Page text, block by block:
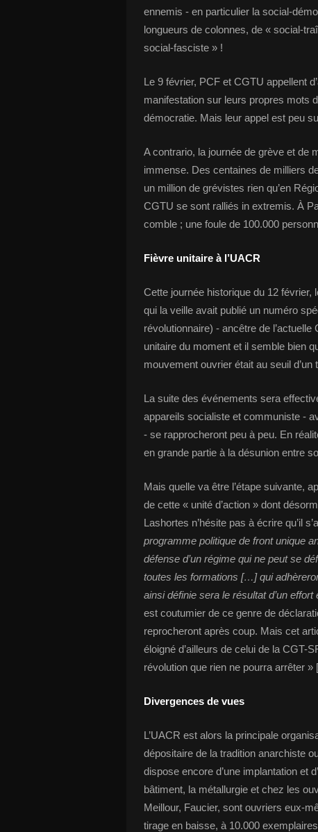
ennemis - en particulier la social-
longueurs de colonnes, de « social-
social-fasciste » !
Le 9 février, PCF et CGTU appellent
manifestation sur leurs propres mots
démocratie. Mais leur appel est peu
A contrario, la journée de grève et de
immense. Des centaines de milliers
un million de grévistes rien qu’en
CGTU se sont ralliés in extremis. À
comble ; une foule de 100.000
Fièvre unitaire à l’UACR
Cette journée historique du 12 février,
qui la veille avait publié un numéro
révolutionnaire) - ancêtre de l’actuelle
unitaire du moment et il semble bien
mouvement ouvrier était au seuil d’un
La suite des événements sera
appareils socialiste et communiste -
- se rapprocheront peu à peu. En
en grande partie à la désunion entre
Mais quelle va être l’étape suivante,
de cette « unité d’action » dont
Lashortes n’hésite pas à écrire qu’il
programme politique de front unique
défense d’un régime qui ne peut se
toutes les formations […] qui
ainsi définie sera le résultat d’un
est coutumier de ce genre de
reprocheront après coup. Mais cet
éloigné d’ailleurs de celui de la CGT-
révolution que rien ne pourra arrêter » [
Divergences de vues
L’UACR est alors la principale
dépositaire de la tradition anarchiste
dispose encore d’une implantation et
bâtiment, la métallurgie et chez les
Meillour, Faucier, sont ouvriers eux-
tirage en baisse, à 10.000